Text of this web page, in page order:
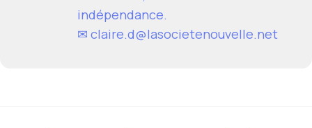
indépendance.
✉ claire.d@lasocietenouvelle.net